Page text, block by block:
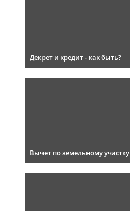
Декрет и кредит - как быть?
Вычет по земельному участку